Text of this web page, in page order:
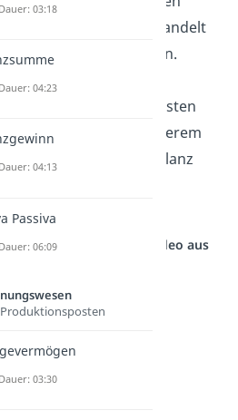
Betrag zu. Hierbei handelt
um einen Passivposten.
nehmen jeweils ein
und ein Passivposten
gleichen Wert, in unserem
10.000€, zu und die Bilanz
steigt.
vernetzt: Hier ein Video aus
03:18
04:23
04:13
Passiva
06:09
03:30